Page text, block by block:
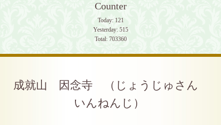
Counter
Today: 121
Yesterday: 515
Total: 703360
成就山 因念寺 （じょうじゅさん
いんねんじ）